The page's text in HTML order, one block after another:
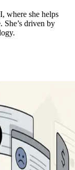
where she helps
She’s driven by